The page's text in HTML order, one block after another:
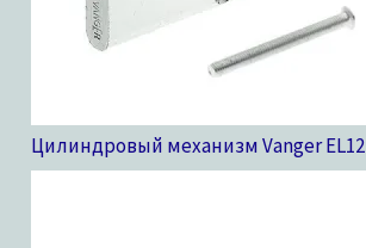
Цилиндровый механизм Vanger EL12